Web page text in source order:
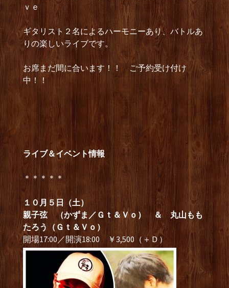
ｖｅ
ギタリスト２名によるハーモニーあり、バトルあ
りの楽しいライブです。
お席まだ間に合います！！ ご予約受け付け
中！！
ライブ＆イベント情報
＊＊＊＊＊
１０月５日（土）
親子弦 （かずま／Ｇｔ＆Ｖｏ） ＆ 丸山もも
たろう（Ｇｔ＆Ｖｏ）
開場17:00／開演18:00 ￥3,500（＋Ｄ）